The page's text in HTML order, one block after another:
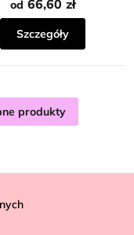
od 66,60 zł
Szczegóły
produkty